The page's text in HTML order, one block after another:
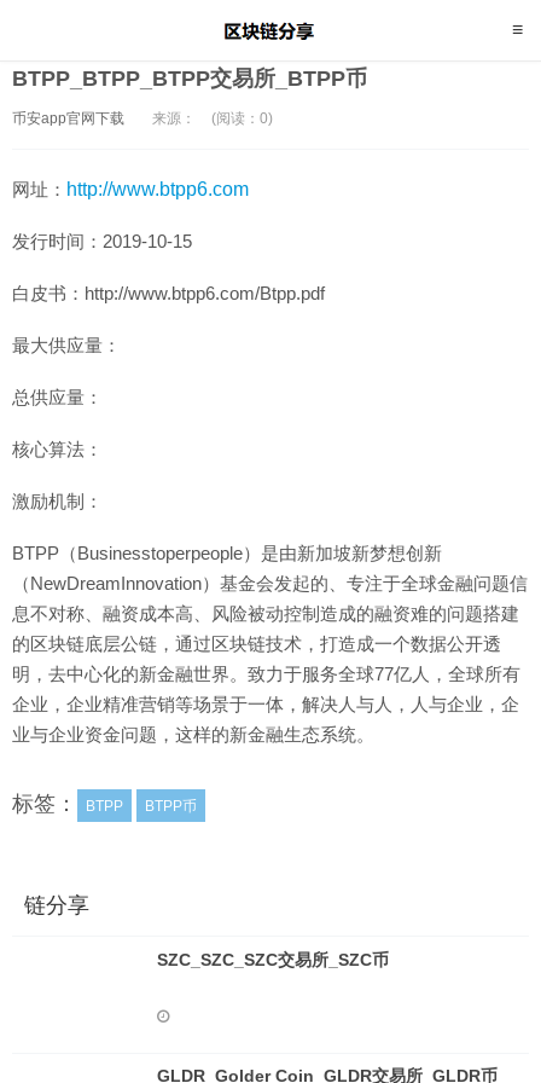
BTPP_BTPP_BTPP交易所_BTPP币
币安app官网下载 来源： (阅读：0)
网址： http://www.btpp6.com
发行时间：2019-10-15
白皮书：http://www.btpp6.com/Btpp.pdf
最大供应量：
总供应量：
核心算法：
激励机制：
BTPP（Businesstoperpeople）是由新加坡新梦想创新
（NewDreamInnovation）基金会发起的、专注于全球金融问题信
息不对称、融资成本高、风险被动控制造成的融资难的问题搭建
的区块链底层公链，通过区块链技术，打造成一个数据公开透
明，去中心化的新金融世界。致力于服务全球77亿人，全球所有
企业，企业精准营销等场景于一体，解决人与人，人与企业，企
业与企业资金问题，这样的新金融生态系统。
标签： BTPP BTPP币
链分享
SZC_SZC_SZC交易所_SZC币
GLDR_Golder Coin_GLDR交易所_GLDR币